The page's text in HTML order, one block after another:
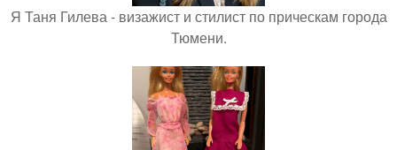
Я Таня Гилева - визажист и стилист по прическам города
Тюмени.